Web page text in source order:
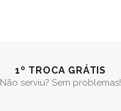
1º TROCA GRÁTIS
Não serviu? Sem problemas!